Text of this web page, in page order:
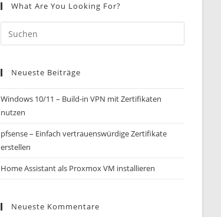
What Are You Looking For?
Neueste Beiträge
Windows 10/11 – Build-in VPN mit Zertifikaten
nutzen
pfsense – Einfach vertrauenswürdige Zertifikate
erstellen
Home Assistant als Proxmox VM installieren
Neueste Kommentare